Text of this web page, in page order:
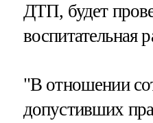
ДТП, будет
воспитательная
"В отношении
допустивших